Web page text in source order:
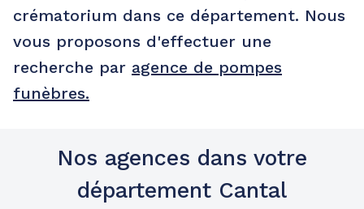
crématorium dans ce département. Nous
vous proposons d'effectuer une
recherche par agence de pompes
funèbres.
Nos agences dans votre
département Cantal